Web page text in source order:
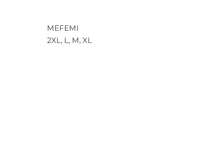
MEFEMI
2XL, L, M, XL